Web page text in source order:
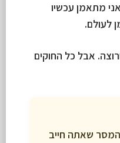
מתאמן עכשיו
לעולם.
אבל כל החוקים
שאתה חייב